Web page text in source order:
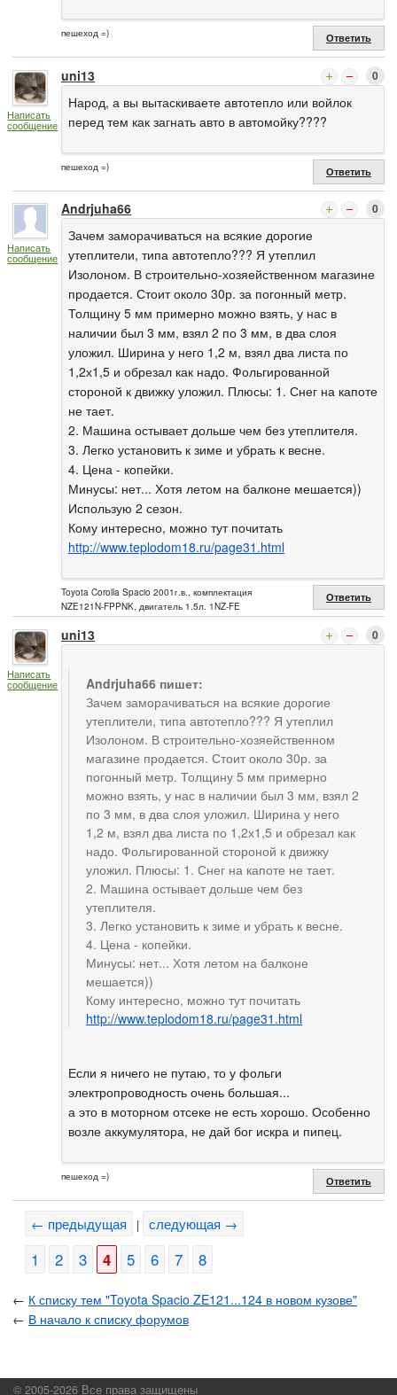
пешеход =) Ответить
Написать
сообщение
uni13 0
Народ, а вы вытаскиваете автотепло или войлок
перед тем как загнать авто в автомойку????
пешеход =) Ответить
Написать
сообщение
Andrjuha66 0
Зачем заморачиваться на всякие дорогие
утеплители, типа автотепло??? Я утеплил
Изолоном. В строительно-хозяейственном магазине
продается. Стоит около 30р. за погонный метр.
Толщину 5 мм примерно можно взять, у нас в
наличии был 3 мм, взял 2 по 3 мм, в два слоя
уложил. Ширина у него 1,2 м, взял два листа по
1,2х1,5 и обрезал как надо. Фольгированной
стороной к движку уложил. Плюсы: 1. Снег на капоте
не тает.
2. Машина остывает дольше чем без утеплителя.
3. Легко установить к зиме и убрать к весне.
4. Цена - копейки.
Минусы: нет... Хотя летом на балконе мешается))
Использую 2 сезон.
Кому интересно, можно тут почитать
http://www.teplodom18.ru/page31.html
Toyota Corolla Spacio 2001г.в., комплектация
NZE121N-FPPNK, двигатель 1.5л. 1NZ-FE
Ответить
Написать
сообщение
uni13 0
Andrjuha66 пишет:
Зачем заморачиваться на всякие дорогие
утеплители, типа автотепло??? Я утеплил
Изолоном. В строительно-хозяейственном
магазине продается. Стоит около 30р. за
погонный метр. Толщину 5 мм примерно
можно взять, у нас в наличии был 3 мм, взял 2
по 3 мм, в два слоя уложил. Ширина у него
1,2 м, взял два листа по 1,2х1,5 и обрезал как
надо. Фольгированной стороной к движку
уложил. Плюсы: 1. Снег на капоте не тает.
2. Машина остывает дольше чем без
утеплителя.
3. Легко установить к зиме и убрать к весне.
4. Цена - копейки.
Минусы: нет... Хотя летом на балконе
мешается))
Кому интересно, можно тут почитать
http://www.teplodom18.ru/page31.html
Если я ничего не путаю, то у фольги
электропроводность очень большая...
а это в моторном отсеке не есть хорошо. Особенно
возле аккумулятора, не дай бог искра и пипец.
пешеход =) Ответить
← предыдущая | следующая →
1 2 3 4 5 6 7 8
← К списку тем "Toyota Spacio ZE121...124 в новом кузове"
← В начало к списку форумов
© 2005-2026 Все права защищены